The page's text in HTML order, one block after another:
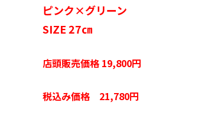
ピンク×グリーン
SIZE 27㎝
店頭販売価格 19,800円
税込み価格 21,780円